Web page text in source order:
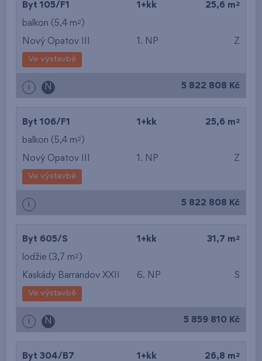
Byt 105/F1 1+kk 25,6 m 2
balkon (5,4 m2 )
Nový Opatov III 1. NP Z
Ve výstavbě
i N 5 822 808 Kč
Byt 106/F1 1+kk 25,6 m 2
balkon (5,4 m2 )
Nový Opatov III 1. NP Z
Ve výstavbě
i 5 822 808 Kč
Byt 605/S 1+kk 31,7 m 2
lodžie (3,7 m2 )
Kaskády Barrandov XXII 6. NP S
Ve výstavbě
i N 5 859 810 Kč
Byt 304/B7 1+kk 26,8 m 2